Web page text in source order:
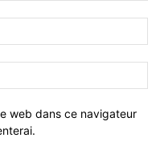
web dans ce navigateur